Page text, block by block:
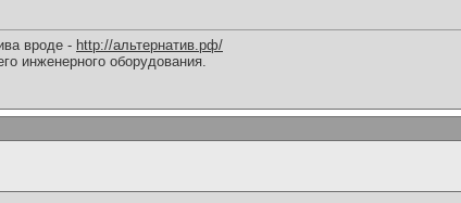
вроде - http://альтернатив.рф/
инженерного оборудования.